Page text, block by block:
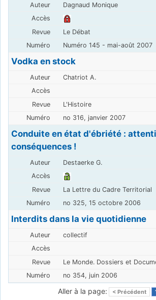
Dagnaud Monique
Le Débat
Numéro 145 - mai-août 2007
Vodka en stock
Chatriot A.
L'Histoire
no 316, janvier 2007
Conduite en état d'ébriété :
conséquences !
Destaerke G.
La Lettre du Cadre Territorial
no 325, 15 octobre 2006
Interdits dans la vie quotidienne
collectif
Le Monde. Dossiers et
no 354, juin 2006
Aller à la page: < Précédent